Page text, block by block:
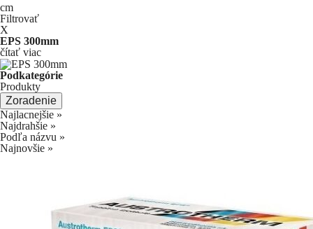
cm
Filtrovať
X
EPS 300mm
čítať viac
Podkategórie
Produkty
Zoradenie
Najlacnejšie »
Najdrahšie »
Podľa názvu »
Najnovšie »